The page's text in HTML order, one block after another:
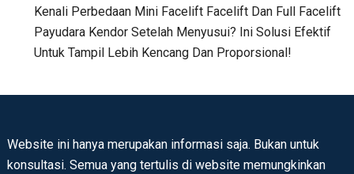
Kenali Perbedaan Mini Facelift Facelift Dan Full Facelift
Payudara Kendor Setelah Menyusui? Ini Solusi Efektif
Untuk Tampil Lebih Kencang Dan Proporsional!
Website ini hanya merupakan informasi saja. Bukan untuk
konsultasi. Semua yang tertulis di website memungkinkan